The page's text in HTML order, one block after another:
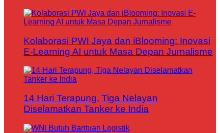
Kolaborasi PWI Jaya dan iBlooming: Inovasi
E-Learning AI untuk Masa Depan Jurnalisme
14 Hari Terapung, Tiga Nelayan
Diselamatkan Tanker ke India